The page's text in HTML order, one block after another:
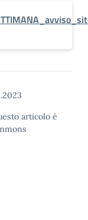
articolo è